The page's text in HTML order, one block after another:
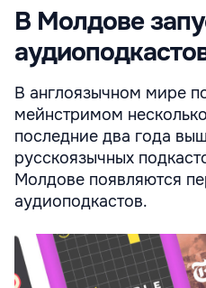
В Молдове
В англоязычном мире
мейнстримом
последние два года
русскоязычных
Молдове появляются
аудиоподкастов.